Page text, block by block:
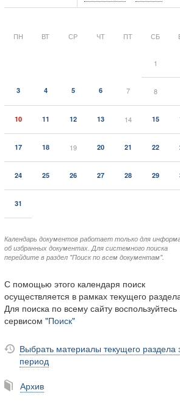
ПН ВТ СР ЧТ ПТ СБ
1
3 4 5 6 7 8
10 11 12 13 14 15
17 18 19 20 21 22
24 25 26 27 28 29
31
Календарь документов работает только для
об избранных документах. Для системного поиска
перейдите в раздел "Поиск по всем документам".
С помощью этого календаря поиск
осуществляется в рамках текущего
Для поиска по всему сайту воспользуйтесь
сервисом "Поиск"
Выбрать материалы текущего раздела
период
Архив